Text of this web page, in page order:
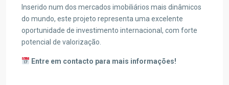
Inserido num dos mercados imobiliários mais dinâmicos
do mundo, este projeto representa uma excelente
oportunidade de investimento internacional, com forte
potencial de valorização.
Entre em contacto para mais informações!